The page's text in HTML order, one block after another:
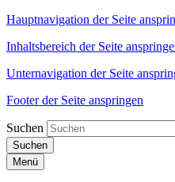
Hauptnavigation der Seite
Inhaltsbereich der Seite
Unternavigation der Seite
Footer der Seite anspringen
Suchen
Suchen
Menü